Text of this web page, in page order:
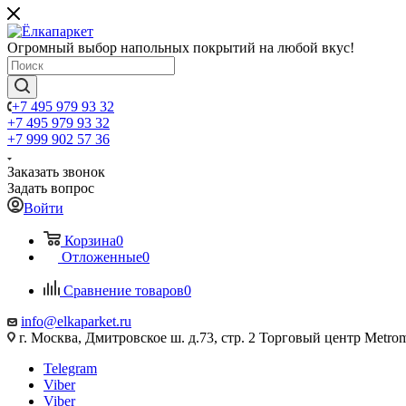
Огромный выбор напольных покрытий на любой вкус!
+7 495 979 93 32
+7 495 979 93 32
+7 999 902 57 36
Заказать звонок
Задать вопрос
Войти
Корзина0
Отложенные0
Сравнение товаров0
info@elkaparket.ru
г. Москва, Дмитровское ш. д.73, стр. 2 Торговый центр
Telegram
Viber
Viber